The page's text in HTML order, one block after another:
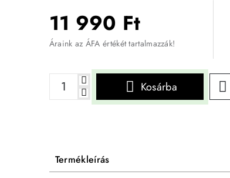
11 990 Ft
Áraink az ÁFA értékét tartalmazzák!
Kosárba
Termékleírás